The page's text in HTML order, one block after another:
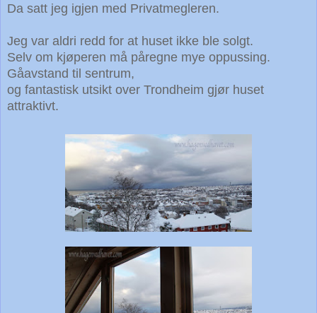
Da satt jeg igjen med Privatmegleren.
Jeg var aldri redd for at huset ikke ble solgt.
Selv om kjøperen må påregne mye oppussing.
Gåavstand til sentrum,
og fantastisk utsikt over Trondheim gjør huset
attraktivt.